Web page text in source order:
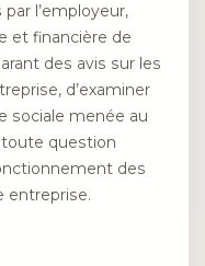
l’employeur,
et financière de
des avis sur les
d’examiner
sociale menée au
toute question
des
entreprise.